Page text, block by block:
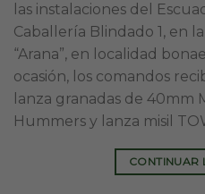
las instalaciones del
Caballería Blindado 1, en
“Arana”, en localidad
ocasión, los comandos
lanza granadas de 40mm
Hummers y lanza misil
CONTINUAR